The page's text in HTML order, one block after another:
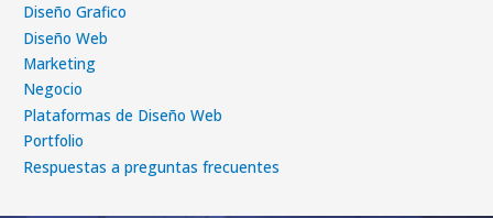
Diseño Grafico
Diseño Web
Marketing
Negocio
Plataformas de Diseño Web
Portfolio
Respuestas a preguntas frecuentes